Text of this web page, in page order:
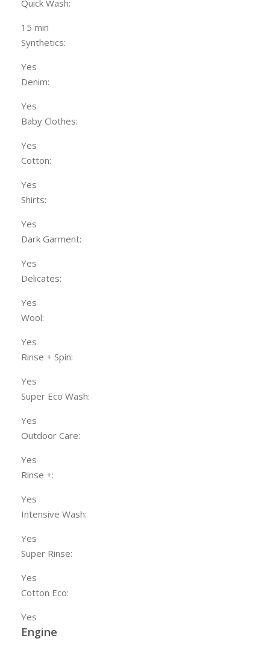
Quick Wash:
15 min
Synthetics:
Yes
Denim:
Yes
Baby Clothes:
Yes
Cotton:
Yes
Shirts:
Yes
Dark Garment:
Yes
Delicates:
Yes
Wool:
Yes
Rinse + Spin:
Yes
Super Eco Wash:
Yes
Outdoor Care:
Yes
Rinse +:
Yes
Intensive Wash:
Yes
Super Rinse:
Yes
Cotton Eco:
Yes
Engine